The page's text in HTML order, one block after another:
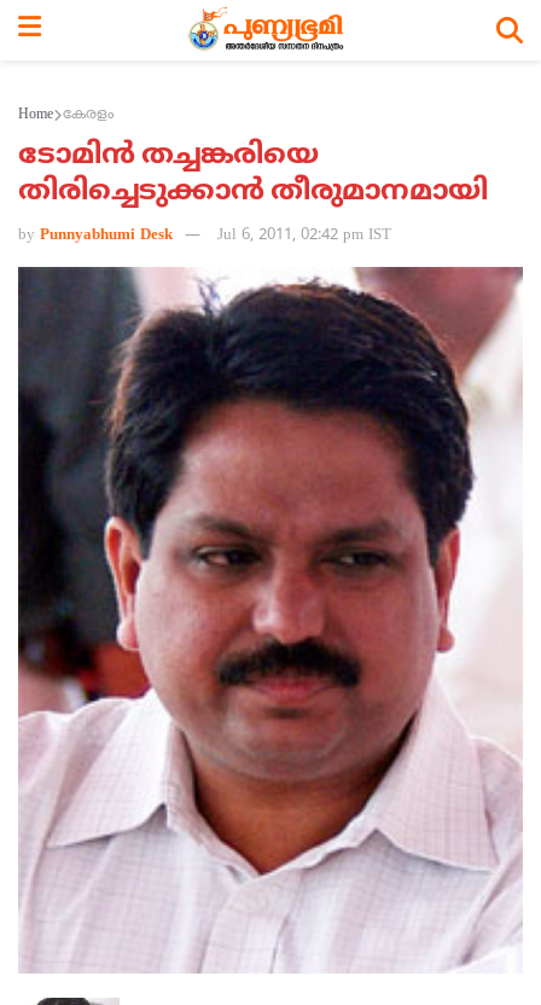
Home കേരളം
ടോമിന്‍ തച്ചങ്കരിയെ
തിരിച്ചെടുക്കാന്‍ തീരുമാനമായി
by Punnyabhumi Desk Jul 6, 2011, 02:42 pm IST